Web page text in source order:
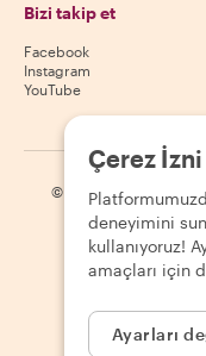
Bizi takip et
Facebook
Instagram
YouTube
© 2026 Withlocals.com
Çerez İzni
deneyimini
kullanıyoruz!
amaçları için
Ayarları